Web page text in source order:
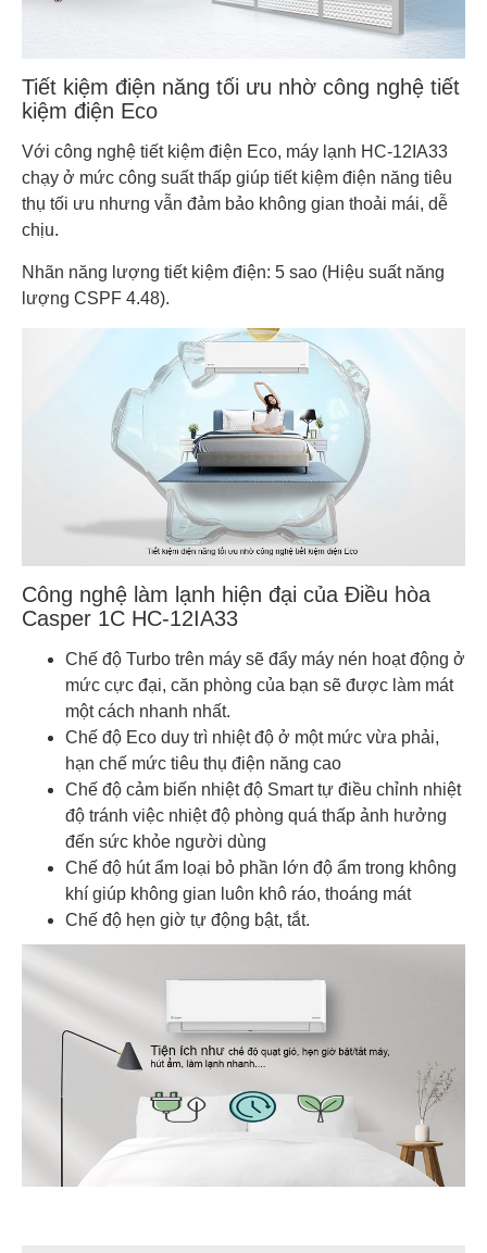
Tiết kiệm điện năng tối ưu nhờ công nghệ tiết
kiệm điện Eco
Với công nghệ tiết kiệm điện Eco, máy lạnh HC-12IA33
chạy ở mức công suất thấp giúp tiết kiệm điện năng tiêu
thụ tối ưu nhưng vẫn đảm bảo không gian thoải mái, dễ
chịu.
Nhãn năng lượng tiết kiệm điện: 5 sao (Hiệu suất năng
lượng CSPF 4.48).
Công nghệ làm lạnh hiện đại của Điều hòa
Casper 1C HC-12IA33
Chế độ Turbo trên máy sẽ đẩy máy nén hoạt động ở
mức cực đại, căn phòng của bạn sẽ được làm mát
một cách nhanh nhất.
Chế độ Eco duy trì nhiệt độ ở một mức vừa phải,
hạn chế mức tiêu thụ điện năng cao
Chế độ cảm biến nhiệt độ Smart tự điều chỉnh nhiệt
độ tránh việc nhiệt độ phòng quá thấp ảnh hưởng
đến sức khỏe người dùng
Chế độ hút ẩm loại bỏ phần lớn độ ẩm trong không
khí giúp không gian luôn khô ráo, thoáng mát
Chế độ hẹn giờ tự động bật, tắt.